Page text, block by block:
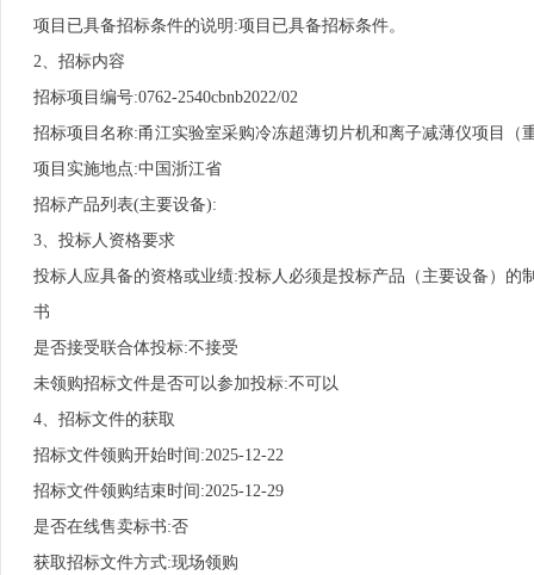
项目已具备招标条件的说明:项目已具备招标条件。
2、招标内容
招标项目编号:0762-2540cbnb2022/02
招标项目名称:甬江实验室采购冷冻超薄切片机和离子减薄仪项目（
项目实施地点:中国浙江省
招标产品列表(主要设备):
3、投标人资格要求
投标人应具备的资格或业绩:投标人必须是投标产品（主要设备）
书
是否接受联合体投标:不接受
未领购招标文件是否可以参加投标:不可以
4、招标文件的获取
招标文件领购开始时间:2025-12-22
招标文件领购结束时间:2025-12-29
是否在线售卖标书:否
获取招标文件方式:现场领购